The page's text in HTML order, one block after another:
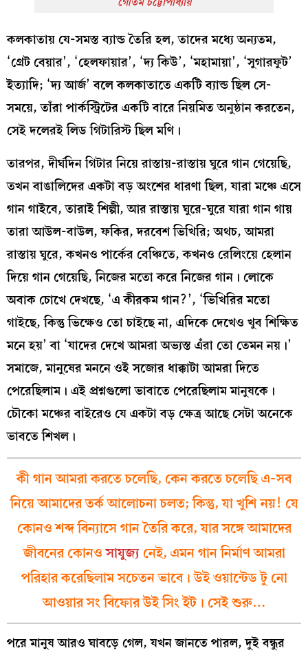
কলকাতায় যে-সমস্ত ব্যান্ড তৈরি হল, তাদের মধ্যে অন্যতম,
‘গ্রেট বেয়ার’, ‘হেলফায়ার’, ‘দ্য কিউ’, ‘মহামায়া’, ‘সুগারফুট’
ইত্যাদি; ‘দ্য আর্জ’ বলে কলকাতাতে একটি ব্যান্ড ছিল সে-
সময়ে, তাঁরা পার্কস্ট্রিটের একটি বারে নিয়মিত অনুষ্ঠান করতেন,
সেই দলেরই লিড গিটারিস্ট ছিল মণি।
তারপর, দীর্ঘদিন গিটার নিয়ে রাস্তায়-রাস্তায় ঘুরে গান গেয়েছি,
তখন বাঙালিদের একটা বড় অংশের ধারণা ছিল, যারা মঞ্চে এসে
গান গাইবে, তারাই শিল্পী, আর রাস্তায় ঘুরে-ঘুরে যারা গান গায়
তারা আউল-বাউল, ফকির, দরবেশ ভিখিরি; অথচ, আমরা
রাস্তায় ঘুরে, কখনও পার্কের বেঞ্চিতে, কখনও রেলিংয়ে হেলান
দিয়ে গান গেয়েছি, নিজের মতো করে নিজের গান। লোকে
অবাক চোখে দেখছে, ‘এ কীরকম গান?’, ‘ভিখিরির মতো
গাইছে, কিন্তু ভিক্ষেও তো চাইছে না, এদিকে দেখেও খুব শিক্ষিত
মনে হয়’ বা ‘যাদের দেখে আমরা অভ্যস্ত এঁরা তো তেমন নয়।’
সমাজে, মানুষের মননে ওই সজোর ধাক্কাটা আমরা দিতে
পেরেছিলাম। এই প্রশ্নগুলো ভাবাতে পেরেছিলাম মানুষকে।
চৌকো মঞ্চের বাইরেও যে একটা বড় ক্ষেত্র আছে সেটা অনেকে
ভাবতে শিখল।
কী গান আমরা করতে চলেছি, কেন করতে চলেছি এ-সব
নিয়ে আমাদের তর্ক আলোচনা চলত; কিন্তু, যা খুশি নয়! যে
কোনও শব্দ বিন্যাসে গান তৈরি করে, যার সঙ্গে আমাদের
জীবনের কোনওসাযুজ্যনেই, এমন গান নির্মাণ আমরা
পরিহার করেছিলাম সচেতন ভাবে। উই ওয়ান্টেড টু নো
আওয়ার সং বিফোর উই সিং ইট। সেই শুরু…
পরে মানুষ আরও ঘাবড়ে গেল, যখন জানতে পারল, দুই বন্ধুর